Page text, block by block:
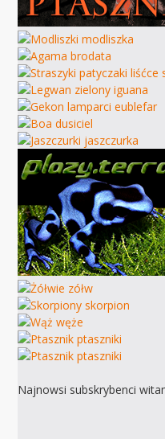
Najnowsi subskrybenci